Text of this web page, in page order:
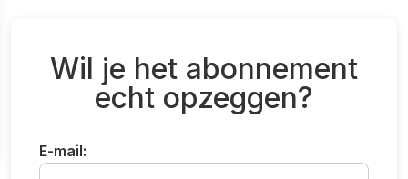
Wil je het abonnement
echt opzeggen?
E-mail: